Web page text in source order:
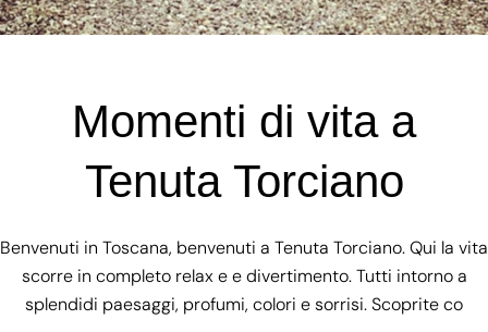
Momenti di vita a
Tenuta Torciano
Benvenuti in Toscana, benvenuti a Tenuta Torciano. Qui la vita
scorre in completo relax e e divertimento. Tutti intorno a
splendidi paesaggi, profumi, colori e sorrisi. Scoprite co